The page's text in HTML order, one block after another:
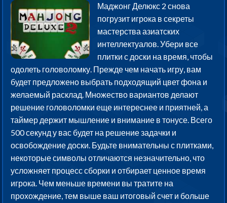
Маджонг Делюкс 2 снова
погрузит игрока в секреты
мастерства азиатских
интеллектуалов. Убери все
плитки с доски на время, чтобы
одолеть головоломку. Прежде чем начать игру, вам
будет предложено выбрать подходящий цвет фона и
желаемый расклад. Множество вариантов делают
решение головоломки еще интереснее и приятней, а
таймер держит мышление и внимание в тонусе. Всего
500 секунд у вас будет на решение задачки и
освобождение доски. Будьте внимательны с плитками,
некоторые символы отличаются незначительно, что
усложняет процесс сборки и отбирает ценное время
игрока. Чем меньше времени вы тратите на
прохождение, тем выше ваш итоговый счет и больше